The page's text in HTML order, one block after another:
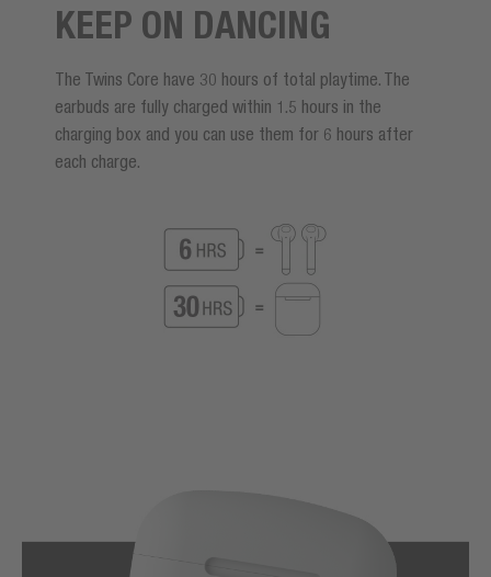
KEEP ON DANCING
The Twins Core have 30 hours of total playtime. The
earbuds are fully charged within 1.5 hours in the
charging box and you can use them for 6 hours after
each charge.